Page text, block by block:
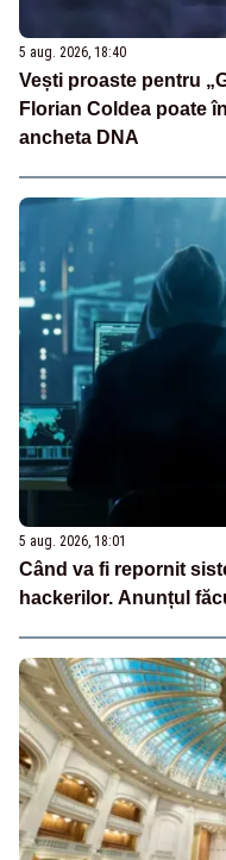
5 aug. 2026, 18:40
Vești proaste pentru
Florian Coldea poate
ancheta DNA
5 aug. 2026, 18:01
Când va fi repornit
hackerilor. Anunțul